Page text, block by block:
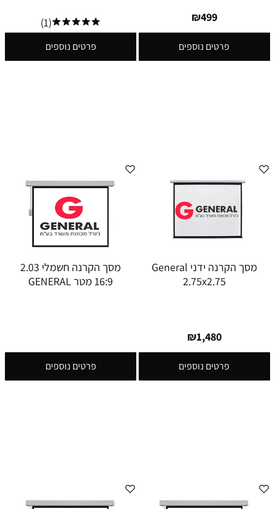
₪499
פרטים נוספים
(1)
פרטים נוספים
מסך הקרנה ידני General
2.75x2.75
₪1,480
פרטים נוספים
מסך הקרנה חשמלי 2.03
16:9 מטר GENERAL
פרטים נוספים